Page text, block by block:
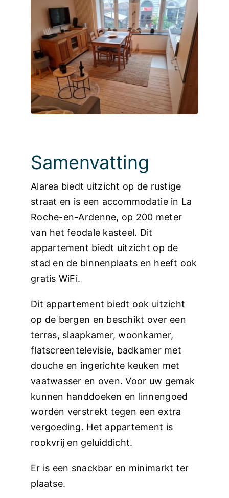
Samenvatting
Alarea biedt uitzicht op de rustige
straat en is een accommodatie in La
Roche-en-Ardenne, op 200 meter
van het feodale kasteel. Dit
appartement biedt uitzicht op de
stad en de binnenplaats en heeft ook
gratis WiFi.
Dit appartement biedt ook uitzicht
op de bergen en beschikt over een
terras, slaapkamer, woonkamer,
flatscreentelevisie, badkamer met
douche en ingerichte keuken met
vaatwasser en oven. Voor uw gemak
kunnen handdoeken en linnengoed
worden verstrekt tegen een extra
vergoeding. Het appartement is
rookvrij en geluiddicht.
Er is een snackbar en minimarkt ter
plaatse.